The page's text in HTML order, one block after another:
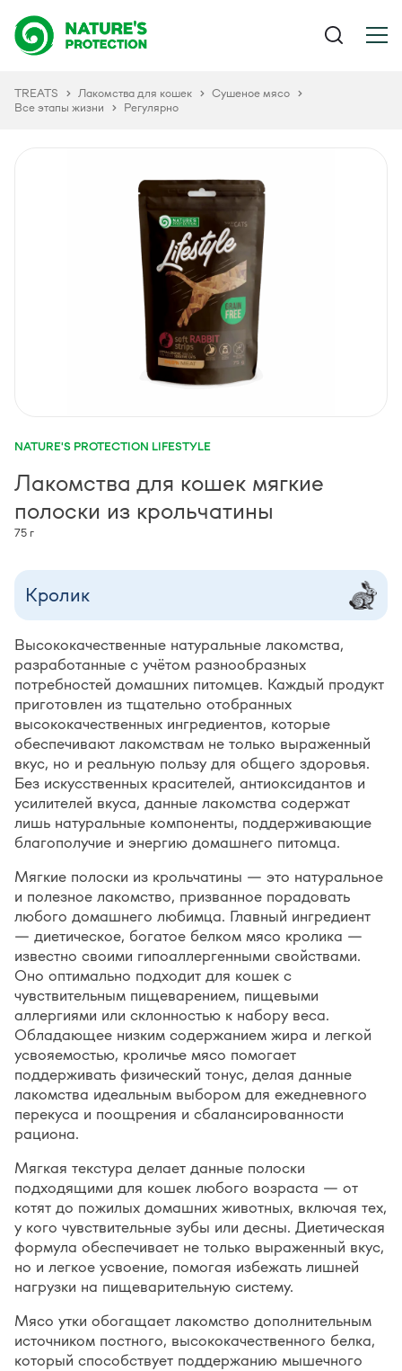
TREATS Лакомства для кошек
Сушеное мясо
Все этапы жизни
Регулярно
NATURE'S PROTECTION LIFESTYLE
Лакомства для кошек мягкие
полоски из крольчатины
75 г
Кролик
Высококачественные натуральные лакомства,
разработанные с учётом разнообразных
потребностей домашних питомцев. Каждый продукт
приготовлен из тщательно отобранных
высококачественных ингредиентов, которые
обеспечивают лакомствам не только выраженный
вкус, но и реальную пользу для общего здоровья.
Без искусственных красителей, антиоксидантов и
усилителей вкуса, данные лакомства содержат
лишь натуральные компоненты, поддерживающие
благополучие и энергию домашнего питомца.
Мягкие полоски из крольчатины — это натуральное
и полезное лакомство, призванное порадовать
любого домашнего любимца. Главный ингредиент
— диетическое, богатое белком мясо кролика —
известно своими гипоаллергенными свойствами.
Оно оптимально подходит для кошек с
чувствительным пищеварением, пищевыми
аллергиями или склонностью к набору веса.
Обладающее низким содержанием жира и легкой
усвояемостью, кроличье мясо помогает
поддерживать физический тонус, делая данные
лакомства идеальным выбором для ежедневного
перекуса и поощрения и сбалансированности
рациона.
Мягкая текстура делает данные полоски
подходящими для кошек любого возраста — от
котят до пожилых домашних животных, включая тех,
у кого чувствительные зубы или десны. Диетическая
формула обеспечивает не только выраженный вкус,
но и легкое усвоение, помогая избежать лишней
нагрузки на пищеварительную систему.
Мясо утки обогащает лакомство дополнительным
источником постного, высококачественного белка,
который способствует поддержанию мышечного